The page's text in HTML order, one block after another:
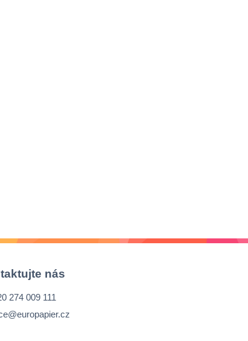
nás
274 009 111